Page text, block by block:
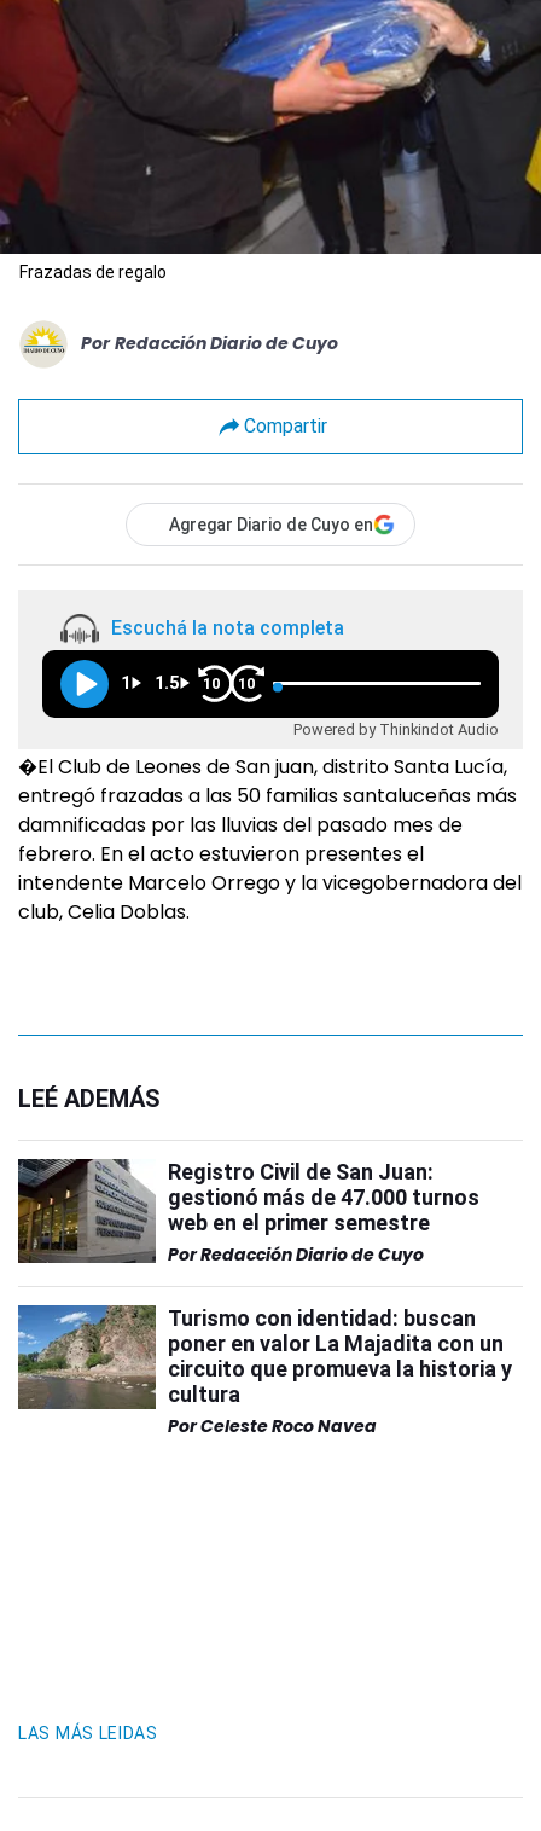
Frazadas de regalo
Por Redacción Diario de Cuyo
Compartir
Agregar Diario de Cuyo en
Escuchá la nota completa
1 1.5 10 10
Powered by Thinkindot Audio
�El Club de Leones de San juan, distrito Santa Lucía,
entregó frazadas a las 50 familias santaluceñas más
damnificadas por las lluvias del pasado mes de
febrero. En el acto estuvieron presentes el
intendente Marcelo Orrego y la vicegobernadora del
club, Celia Doblas.
LEÉ ADEMÁS
Registro Civil de San Juan:
gestionó más de 47.000 turnos
web en el primer semestre
PorRedacción Diario de Cuyo
Turismo con identidad: buscan
poner en valor La Majadita con un
circuito que promueva la historia y
cultura
PorCeleste Roco Navea
LAS MÁS LEIDAS